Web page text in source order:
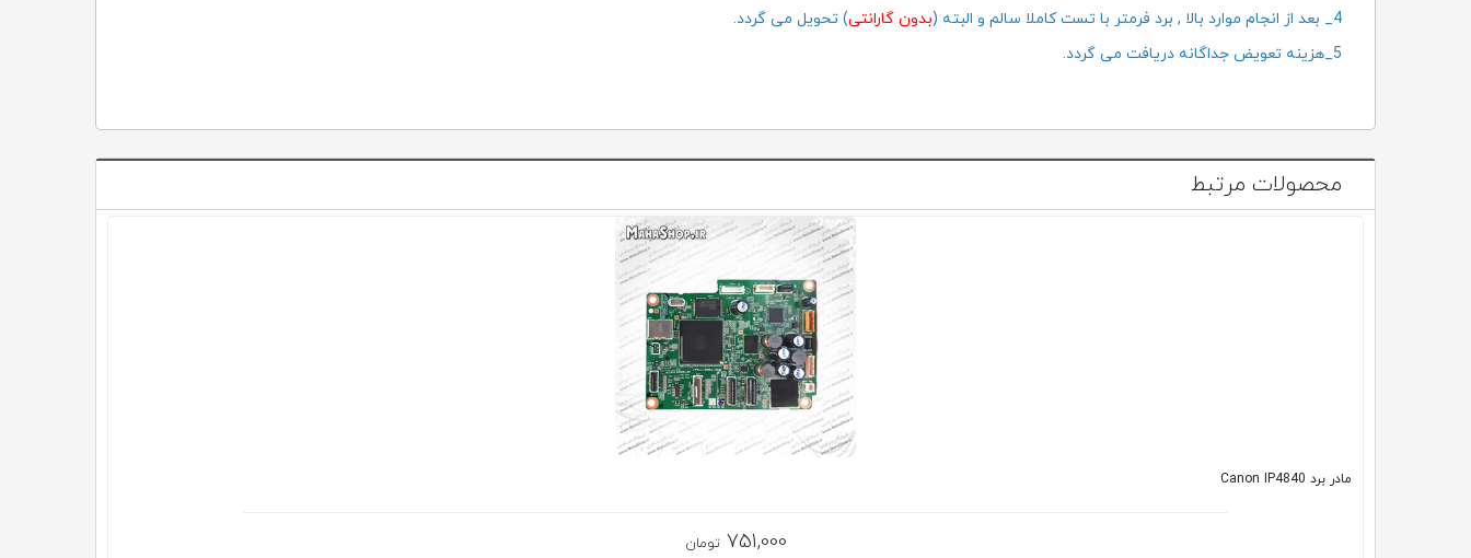
4_ بعد از انجام موارد بالا , برد فرمتر با تست کاملا سالم و البته (
بدون گارانتی) تحویل می گردد.
5_هزینه تعویض جداگانه دریافت می گردد.
محصولات مرتبط
مادر برد Canon IP4840
751,000 تومان